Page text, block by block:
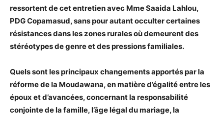
ressortent de cet entretien avec Mme Saaida Lahlou,
PDG Copamasud, sans pour autant occulter certaines
résistances dans les zones rurales où demeurent des
stéréotypes de genre et des pressions familiales.
Quels sont les principaux changements apportés par la
réforme de la Moudawana, en matière d’égalité entre les
époux et d’avancées, concernant la responsabilité
conjointe de la famille, l’âge légal du mariage, la